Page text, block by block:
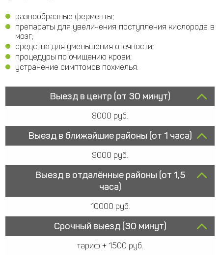
разнообразные ферменты;
препараты для увеличения поступления кислорода в
мозг;
средства для уменьшения отечности;
процедуры по очищению крови;
устранение симптомов похмелья.
Выезд в центр (от 30 минут)
8000 руб.
Выезд в ближайшие районы (от 1 часа)
9000 руб.
Выезд в отдалённые районы (от 1,5
часа)
10000 руб.
Срочный выезд (30 минут)
тариф + 1500 руб.